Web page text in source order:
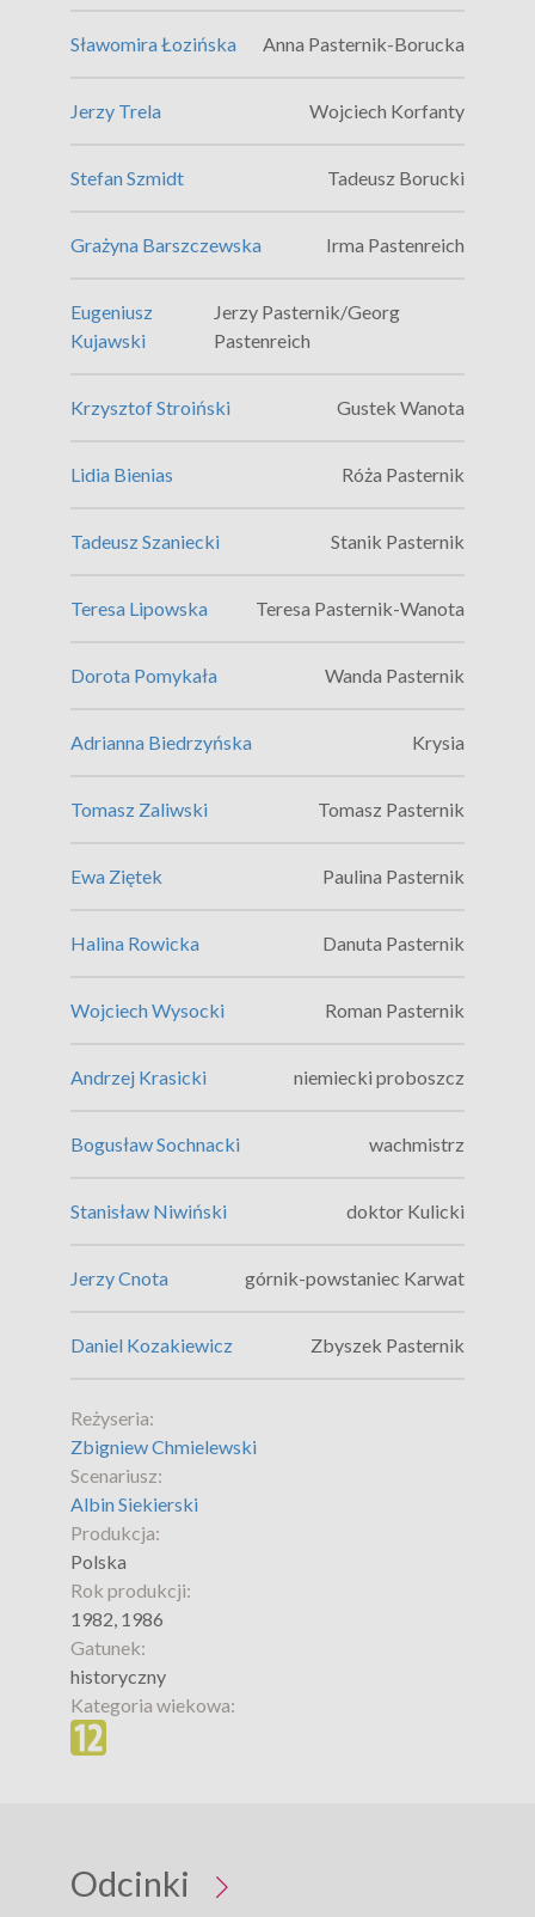
Sławomira Łozińska Anna Pasternik-Borucka
Jerzy Trela Wojciech Korfanty
Stefan Szmidt Tadeusz Borucki
Grażyna Barszczewska Irma Pastenreich
Eugeniusz
Kujawski
Jerzy Pasternik/Georg
Pastenreich
Krzysztof Stroiński Gustek Wanota
Lidia Bienias Róża Pasternik
Tadeusz Szaniecki Stanik Pasternik
Teresa Lipowska Teresa Pasternik-Wanota
Dorota Pomykała Wanda Pasternik
Adrianna Biedrzyńska Krysia
Tomasz Zaliwski Tomasz Pasternik
Ewa Ziętek Paulina Pasternik
Halina Rowicka Danuta Pasternik
Wojciech Wysocki Roman Pasternik
Andrzej Krasicki niemiecki proboszcz
Bogusław Sochnacki wachmistrz
Stanisław Niwiński doktor Kulicki
Jerzy Cnota górnik-powstaniec Karwat
Daniel Kozakiewicz Zbyszek Pasternik
Reżyseria:
Zbigniew Chmielewski
Scenariusz:
Albin Siekierski
Produkcja:
Polska
Rok produkcji:
1982, 1986
Gatunek:
historyczny
Kategoria wiekowa:
Odcinki